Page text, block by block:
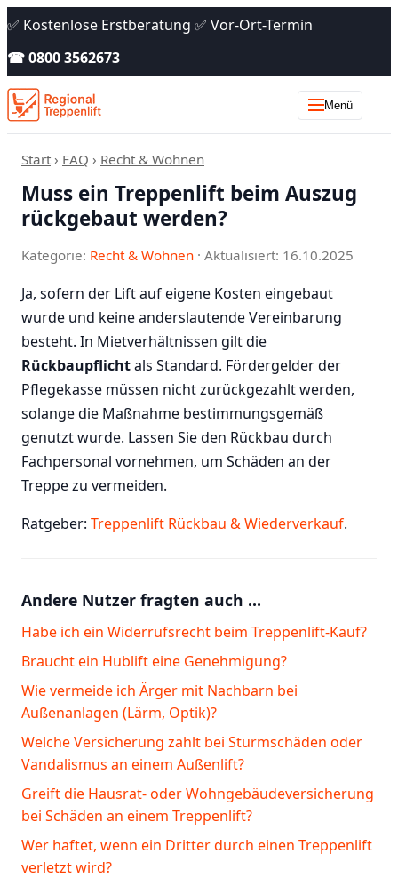
✅ Kostenlose Erstberatung ✅ Vor-Ort-Termin
☎ 0800 3562673
Menü
Start › FAQ › Recht & Wohnen
Muss ein Treppenlift beim Auszug
rückgebaut werden?
Kategorie: Recht & Wohnen · Aktualisiert: 16.10.2025
Ja, sofern der Lift auf eigene Kosten eingebaut
wurde und keine anderslautende Vereinbarung
besteht. In Mietverhältnissen gilt die
Rückbaupflichtals Standard. Fördergelder der
Pflegekasse müssen nicht zurückgezahlt werden,
solange die Maßnahme bestimmungsgemäß
genutzt wurde. Lassen Sie den Rückbau durch
Fachpersonal vornehmen, um Schäden an der
Treppe zu vermeiden.
Ratgeber: Treppenlift Rückbau & Wiederverkauf.
Andere Nutzer fragten auch …
Habe ich ein Widerrufsrecht beim Treppenlift-Kauf?
Braucht ein Hublift eine Genehmigung?
Wie vermeide ich Ärger mit Nachbarn bei
Außenanlagen (Lärm, Optik)?
Welche Versicherung zahlt bei Sturmschäden oder
Vandalismus an einem Außenlift?
Greift die Hausrat- oder Wohngebäudeversicherung
bei Schäden an einem Treppenlift?
Wer haftet, wenn ein Dritter durch einen Treppenlift
verletzt wird?